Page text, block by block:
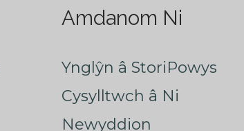
Amdanom Ni
Ynglŷn â StoriPowys
Cysylltwch â Ni
Newyddion